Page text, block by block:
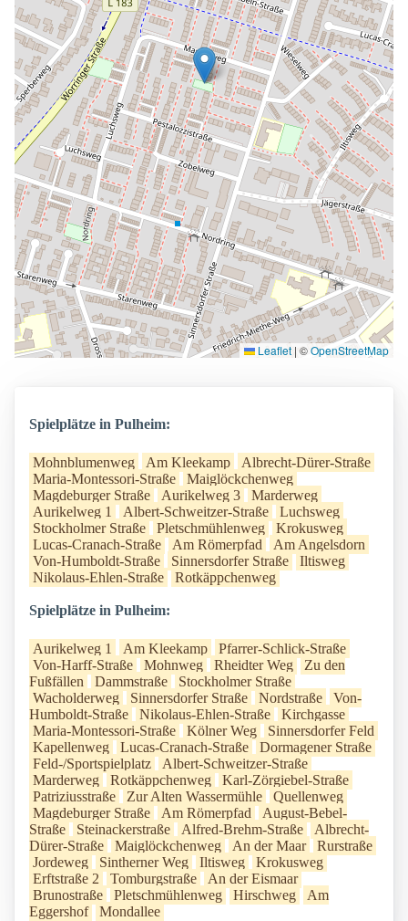
Leaflet | ©OpenStreetMap
Spielplätze in Pulheim:
Mohnblumenweg Am Kleekamp
Albrecht-Dürer-Straße
Maria-Montessori-Straße
Maiglöckchenweg
Magdeburger Straße
Aurikelweg 3
Marderweg
Aurikelweg 1
Albert-Schweitzer-Straße
Luchsweg
Stockholmer Straße
Pletschmühlenweg
Krokusweg
Lucas-Cranach-Straße
Am Römerpfad
Am Angelsdorn
Von-Humboldt-Straße
Sinnersdorfer Straße
Iltisweg
Nikolaus-Ehlen-Straße
Rotkäppchenweg
Spielplätze in Pulheim:
Aurikelweg 1 Am Kleekamp
Pfarrer-Schlick-Straße
Von-Harff-Straße
Mohnweg Rheidter Weg
Zu den
Fußfällen
Dammstraße
Stockholmer Straße
Wacholderweg
Sinnersdorfer Straße Nordstraße
Von-
Humboldt-Straße
Nikolaus-Ehlen-Straße
Kirchgasse
Maria-Montessori-Straße
Kölner Weg
Sinnersdorfer Feld
Kapellenweg
Lucas-Cranach-Straße
Dormagener Straße
Feld-/Sportspielplatz
Albert-Schweitzer-Straße
Marderweg
Rotkäppchenweg
Karl-Zörgiebel-Straße
Patriziusstraße
Zur Alten Wassermühle
Quellenweg
Magdeburger Straße
Am Römerpfad
August-Bebel-
Straße
Steinackerstraße Alfred-Brehm-Straße
Albrecht-
Dürer-Straße
Maiglöckchenweg An der Maar
Rurstraße
Jordeweg
Sintherner Weg Iltisweg
Krokusweg
Erftstraße 2
Tomburgstraße
An der Eismaar
Brunostraße
Pletschmühlenweg Hirschweg
Am
Eggershof
Mondallee